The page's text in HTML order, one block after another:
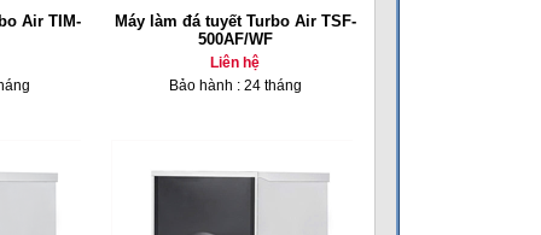
Air TIM-
Máy làm đá tuyết Turbo Air TSF-
500AF/WF
Liên hệ
Bảo hành : 24 tháng